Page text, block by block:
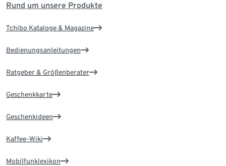
Rund um unsere Produkte
Tchibo Kataloge & Magazine
Bedienungsanleitungen
Ratgeber & Größenberater
Geschenkkarte
Geschenkideen
Kaffee-Wiki
Mobilfunklexikon